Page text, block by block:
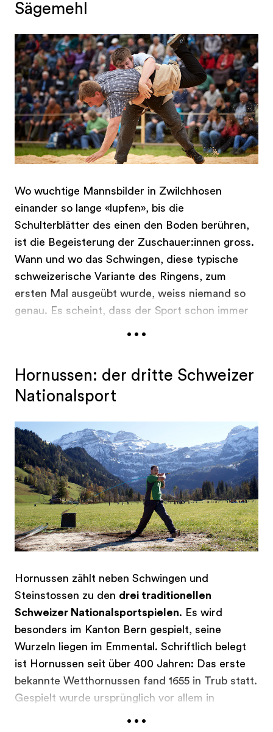
Sägemehl
Wo wuchtige Mannsbilder in Zwilchhosen
einander so lange «lupfen», bis die
Schulterblätter des einen den Boden berühren,
ist die Begeisterung der Zuschauer:innen gross.
Wann und wo das Schwingen, diese typische
schweizerische Variante des Ringens, zum
ersten Mal ausgeübt wurde, weiss niemand so
genau. Es scheint, dass der Sport schon immer
Lausanne. Einst massen sich dabei Sennen und
Hirten, heute hat das Schwingen einen festen
zahlreichen Wettkämpfen – wie beispielsweise
der Kemmeriboden-Schwinget, die auch als
Wiege des Hosenlupfs gilt – ist die Stimmung
einzigartig und das Publikum bunt durchmischt.
Interessierten «Modis» und «Giele» bietet der
Bernisch Kantonale Schwingerverband
Einführungskurse an.
...
Hornussen: der dritte Schweizer
Nationalsport
Hornussen zählt neben Schwingen und
Steinstossen zu den drei traditionellen
Schweizer Nationalsportspielen. Es wird
besonders im Kanton Bern gespielt, seine
Wurzeln liegen im Emmental. Schriftlich belegt
ist Hornussen seit über 400 Jahren: Das erste
bekannte Wetthornussen fand 1655 in Trub statt.
Gespielt wurde ursprünglich vor allem in
...